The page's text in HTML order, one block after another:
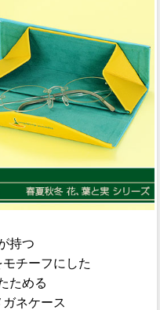
持つ
チーフにした
ためる
ネケース